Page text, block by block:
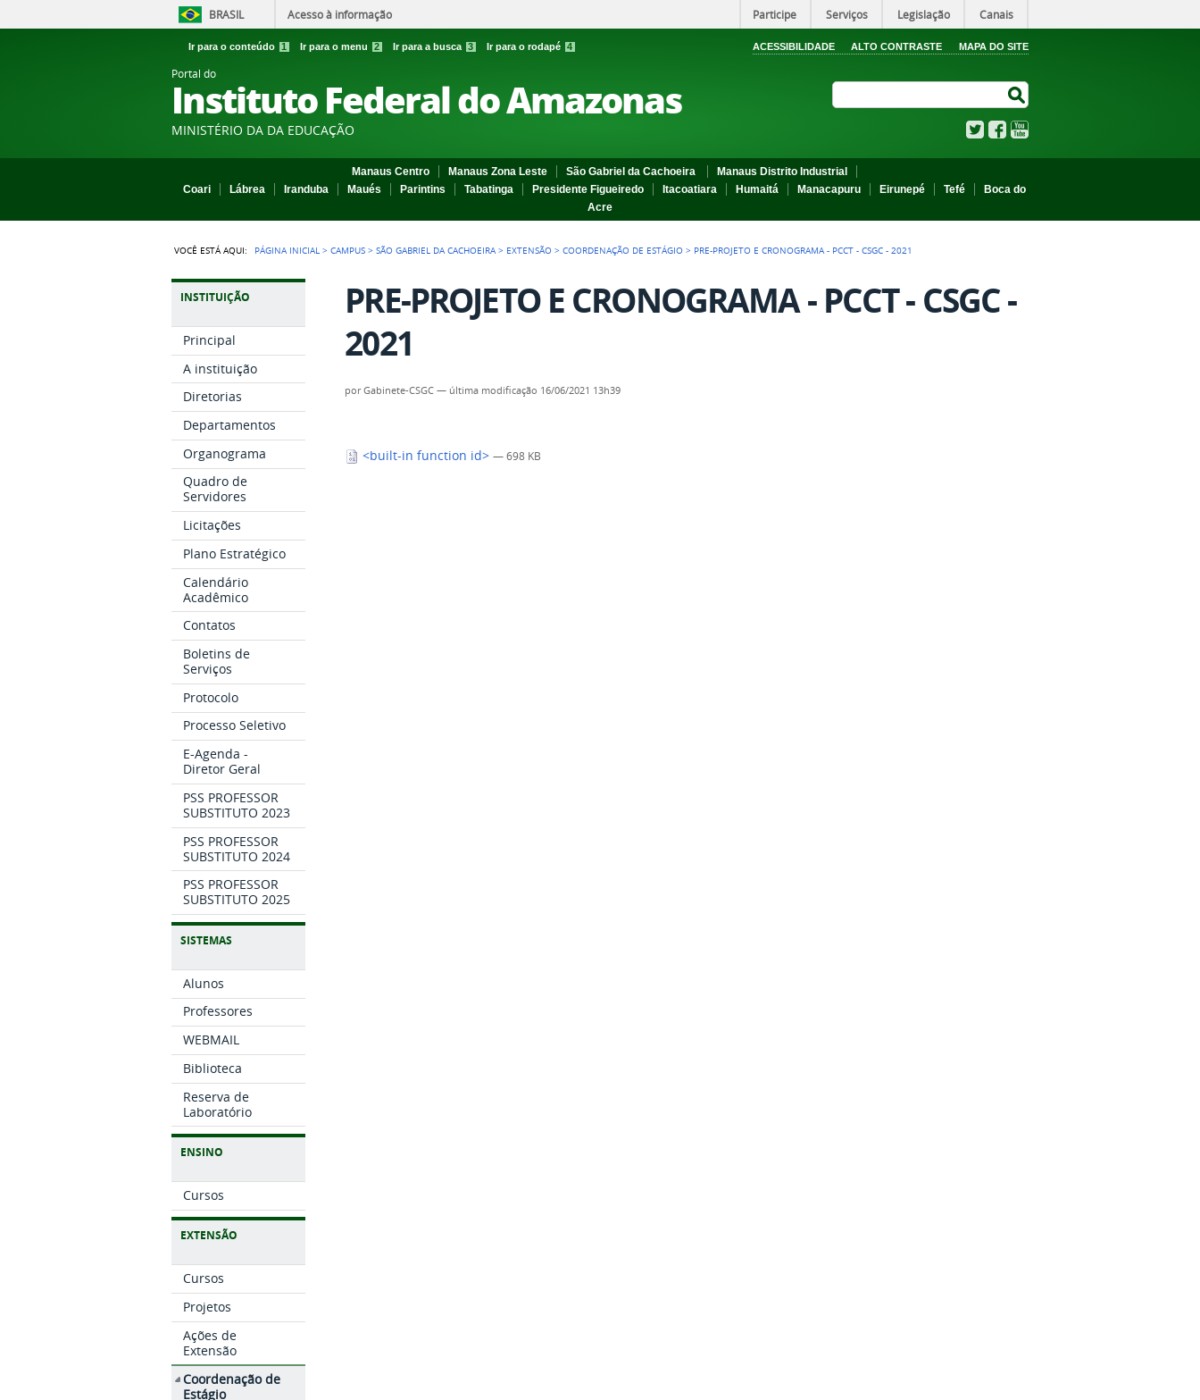
BRASIL Acesso à informação Participe Serviços Legislação Canais
Ir para o conteúdo 1 Ir para o menu 2 Ir para a busca 3 Ir para o rodapé 4 ACESSIBILIDADE ALTO CONTRASTE MAPA DO SITE
Portal do
Instituto Federal do Amazonas
MINISTÉRIO DA DA EDUCAÇÃO TwitterFacebook
Manaus Centro Manaus Zona Leste São Gabriel da Cachoeira
Manaus Distrito Industrial
Coari
Lábrea Iranduba Maués Parintins Tabatinga Presidente Figueiredo Itacoatiara Humaitá Manacapuru Eirunepé Tefé
Boca do
Acre
VOCÊ ESTÁ AQUI: PÁGINA INICIAL >CAMPUS >SÃO GABRIEL DA CACHOEIRA > EXTENSÃO >COORDENAÇÃO DE ESTÁGIO > PRE-PROJETO E CRONOGRAMA - PCCT - CSGC - 2021
INSTITUIÇÃO
Principal
A instituição
Diretorias
Departamentos
Organograma
Quadro de
Servidores
Licitações
Plano Estratégico
Calendário
Acadêmico
Contatos
Boletins de
Serviços
Protocolo
Processo Seletivo
E-Agenda -
Diretor Geral
PSS PROFESSOR
SUBSTITUTO 2023
PSS PROFESSOR
SUBSTITUTO 2024
PSS PROFESSOR
SUBSTITUTO 2025
SISTEMAS
Alunos
Professores
WEBMAIL
Biblioteca
Reserva de
Laboratório
ENSINO
Cursos
EXTENSÃO
Cursos
Projetos
Ações de
Extensão
Coordenação de
Estágio
PRE-PROJETO E CRONOGRAMA - PCCT - CSGC -
2021
porGabinete-CSGC — última modificação 16/06/2021 13h39
<built-in function id>— 698 KB